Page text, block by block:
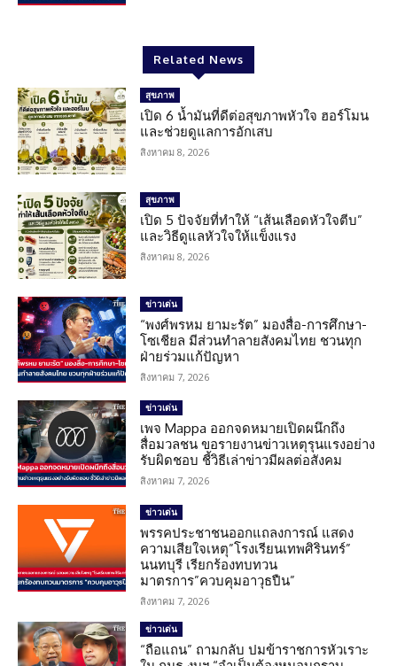
Related News
สุขภาพ
เปิด 6 น้ำมันที่ดีต่อสุขภาพหัวใจ ฮอร์โมน
และช่วยดูแลการอักเสบ
สิงหาคม 8, 2026
สุขภาพ
เปิด 5 ปัจจัยที่ทำให้ “เส้นเลือดหัวใจตีบ”
และวิธีดูแลหัวใจให้แข็งแรง
สิงหาคม 8, 2026
ข่าวเด่น
“พงศ์พรหม ยามะรัต” มองสื่อ-การศึกษา-
โซเชียล มีส่วนทำลายสังคมไทย ชวนทุก
ฝ่ายร่วมแก้ปัญหา
สิงหาคม 7, 2026
ข่าวเด่น
เพจ Mappa ออกจดหมายเปิดผนึกถึง
สื่อมวลชน ขอรายงานข่าวเหตุรุนแรงอย่าง
รับผิดชอบ ชี้วิธีเล่าข่าวมีผลต่อสังคม
สิงหาคม 7, 2026
ข่าวเด่น
พรรคประชาชนออกแถลงการณ์ แสดง
ความเสียใจเหตุ”โรงเรียนเทพศิรินทร์”
นนทบุรี เรียกร้องทบทวน
มาตรการ”ควบคุมอาวุธปืน”
สิงหาคม 7, 2026
ข่าวเด่น
“ถือแถน” ถามกลับ ปมข้าราชการหัวเราะ